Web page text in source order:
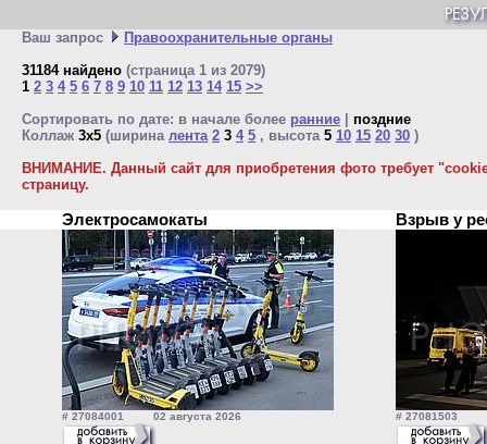
Ваш запрос
Правоохранительные органы
31184 найдено (страница 1 из 2079)
1 2 3 4 5 6 7 8 9 10 11 12 13 14 15 >>
Сортировать по дате: в начале более ранние
поздние
Коллаж 3x5 (ширина лента 2 3 4 5 , высота 5 10 15 20 30 )
ВНИМАНИЕ. Данный сайт для приобретения фото требует
страницу.
Электросамокаты Взрыв у
# 27084001 02 августа 2026 # 27081503